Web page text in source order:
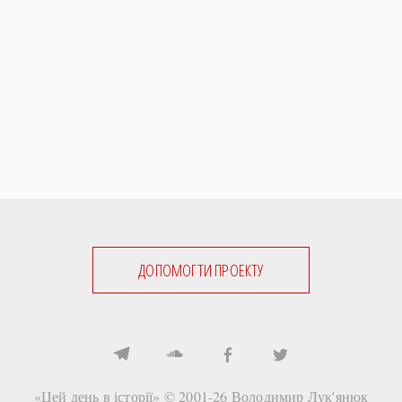
ДОПОМОГТИ ПРОЕКТУ
«Цей день в історії» © 2001-26 Володимир Лук'янюк